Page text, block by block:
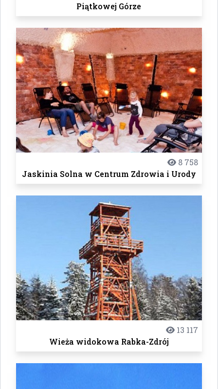
Piątkowej Górze
8 758
Jaskinia Solna w Centrum Zdrowia i Urody
13 117
Wieża widokowa Rabka-Zdrój